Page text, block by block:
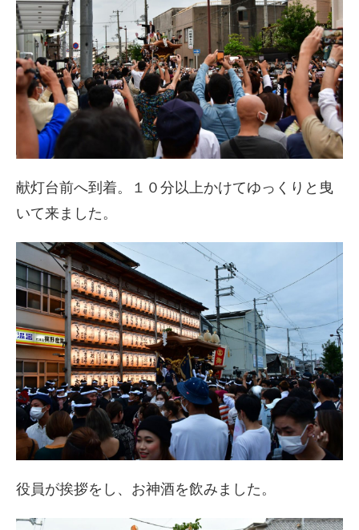
献灯台前へ到着。１０分以上かけてゆっくりと曳
いて来ました。
役員が挨拶をし、お神酒を飲みました。